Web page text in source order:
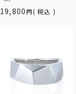
19,800 税込